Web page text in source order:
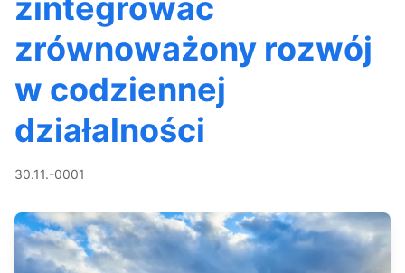
zintegrować
zrównoważony rozwój
w codziennej
działalności
30.11.-0001